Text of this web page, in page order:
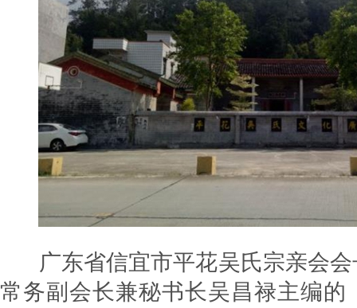
广东省信宜市平花吴氏宗亲会会
常务副会长兼秘书长吴昌禄主编的